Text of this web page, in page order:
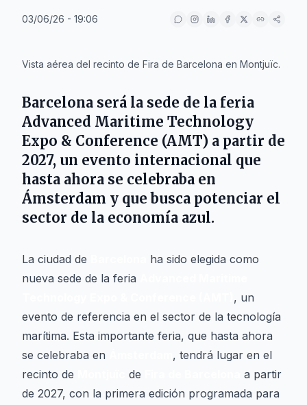
03/06/26 - 19:06
Vista aérea del recinto de Fira de Barcelona en Montjuïc.
Barcelona será la sede de la feria
Advanced Maritime Technology
Expo & Conference (AMT) a partir de
2027, un evento internacional que
hasta ahora se celebraba en
Ámsterdam y que busca potenciar el
sector de la economía azul.
La ciudad de
ha sido elegida como
nueva sede de la feria
, un
evento de referencia en el sector de la tecnología
marítima. Esta importante feria, que hasta ahora
se celebraba en
, tendrá lugar en el
recinto de
de
a partir
de 2027, con la primera edición programada para